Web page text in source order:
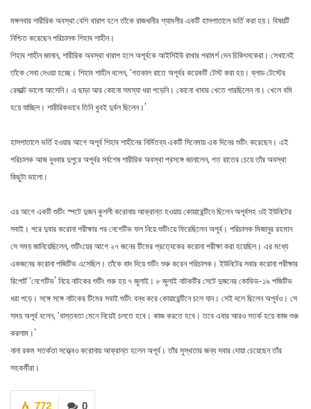
মঙ্গলবার শারীরিক অবস্থা বেশি খারাপ হলে তাঁকে রাজধানীর শ্যামলীর একটি হাসপাতালে ভর্তি করা হয়। বিষয়টি
নিশ্চিত করেছেন পরিচালক শিহাব শাহীন।
শিহাব শাহীন জানান, শারীরিক অবস্থা খারাপ হলে অপূর্বকে আইসিইউ রাখার পরামর্শ দেন চিকিৎসকেরা। সেখানেই
তাঁকে সেবা দেওয়া হচ্ছে। শিহাব শাহীন বলেন, ‘গতকাল রাতে অপূর্বর কয়েকটি টেস্ট করা হয়। ব্লাড টেস্টের
রেজাল্ট ভালো আসেনি। এ ছাড়া আর কোনো সমস্যা ধরা পড়েনি। কোনো খাবার খেতে পারছিলেন না। খেলে বমি
হয়ে যাচ্ছিল। শারীরিকভাবে তিনি খুবই দুর্বল ছিলেন।’
হাসপাতালে ভর্তি হওয়ার আগে অপূর্ব শিহাব শাহীনের নির্মিতব্য একটি সিনেমায় এক দিনের শুটিং করেছেন। এই
পরিচালক আজ বুধবার দুপুরে অপূর্বর সর্বশেষ শারীরিক অবস্থা প্রসঙ্গে জানালেন, গত রাতের চেয়ে তাঁর অবস্থা
কিছুটা ভালো।
এর আগে একটি শুটিং স্পটে দুজন কুশলী করোনায় আক্রান্ত হওয়ায় কোয়ারেন্টিনে ছিলেন অপূর্বসহ ওই ইউনিটের
সবাই। পরে দুবার করোনা পরীক্ষার পর নেগেটিভ ফল নিয়ে শুটিংয়ে ফিরেছিলেন অপূর্ব। পরিচালক মিজানুর রহমান
সে সময় জানিয়েছিলেন, শুটিংয়ের আগে ২৭ জনের টিমের প্রত্যেকের করোনা পরীক্ষা করা হয়েছিল। এর মধ্যে
একজনের করোনা পজিটিভ এসেছিল। তাঁকে বাদ দিয়ে শুটিং শুরু করেন পরিচালক। ইউনিটের সবার করোনা পরীক্ষার
রিপোর্ট ‘নেগেটিভ’ নিয়ে নাটকের শুটিং শুরু হয় ৭ জুলাই। ৮ জুলাই নাটকটির সেটে দুজনের কোভিড-১৯ পজিটিভ
ধরা পড়ে। সঙ্গে সঙ্গে নাটকের টিমের সবাই শুটিং বন্ধ করে কোয়ারেন্টিনে চলে যান। সেই দলে ছিলেন অপূর্বও। সে
সময় অপূর্ব বলেন, ‘বাস্তবতা মেনে নিয়েই চলতে হবে। কাজ করতে হবে। তবে এবার আরও সতর্ক হয়ে কাজ শুরু
করলাম।’
নানা রকম সতর্কতা সত্ত্বেও করোনায় আক্রান্ত হলেন অপূর্ব। তাঁর সুস্থতার জন্য সবার দোয়া চেয়েছেন তাঁর
সহকর্মীরা।
0
772